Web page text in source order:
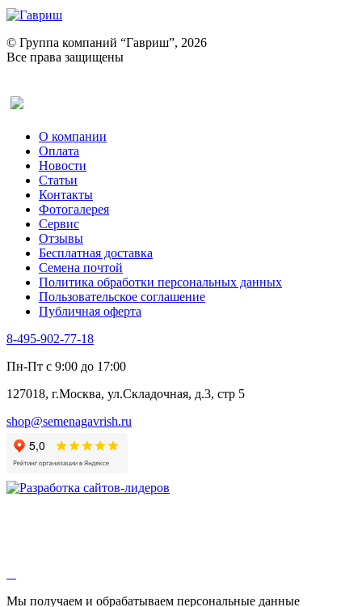
© Группа компаний “Гавриш”, 2026
Все права защищены
О компании
Оплата
Новости
Статьи
Контакты
Фотогалерея​
Сервис
Отзывы
Бесплатная доставка
Семена почтой
Политика обработки персональных данных
Пользовательское соглашение
Публичная оферта
8-495-902-77-18
Пн-Пт с 9:00 до 17:00
127018, г.Москва, ул.Складочная, д.3, стр 5
shop@semenagavrish.ru
Мы получаем и обрабатываем персональные данные